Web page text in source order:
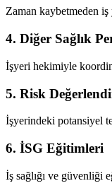
Zaman kaybetmeden iş
4. Diğer Sağlık
İşyeri hekimiyle
5. Risk
İşyerindeki potansiyel
6. İSG Eğitimleri
İş sağlığı ve güvenliği